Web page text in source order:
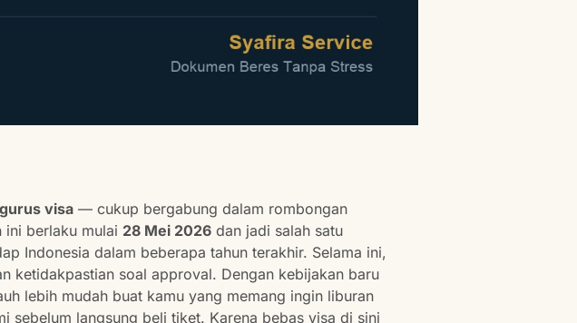
visa— cukup bergabung dalam rombongan
ini berlaku mulai 28 Mei 2026dan jadi salah satu
Indonesia dalam beberapa tahun terakhir. Selama ini,
ketidakpastian soal approval. Dengan kebijakan baru
lebih mudah buat kamu yang memang ingin liburan
sebelum langsung beli tiket. Karena bebas visa di sini